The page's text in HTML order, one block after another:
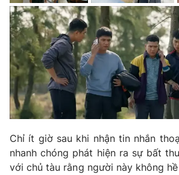
Chỉ ít giờ sau khi nhận tin nhắn
nhanh chóng phát hiện ra sự bất
với chủ tàu rằng người này không